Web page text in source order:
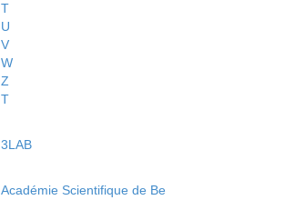
T
U
V
W
Z
Т
3LAB
Académie Scientifique de Be